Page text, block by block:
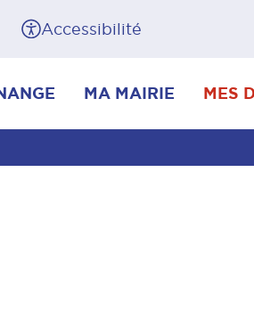
Accessibilité
MA MAIRIE MES